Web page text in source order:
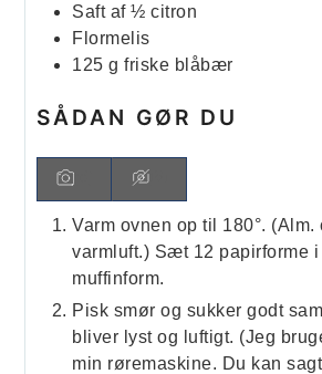
Saft af ½ citron
Flormelis
125 g friske blåbær
SÅDAN GØR DU
Varm ovnen op til 180°. (Alm.
varmluft.) Sæt 12 papirforme i
muffinform.
Pisk smør og sukker godt
bliver lyst og luftigt. (Jeg
min røremaskine. Du kan